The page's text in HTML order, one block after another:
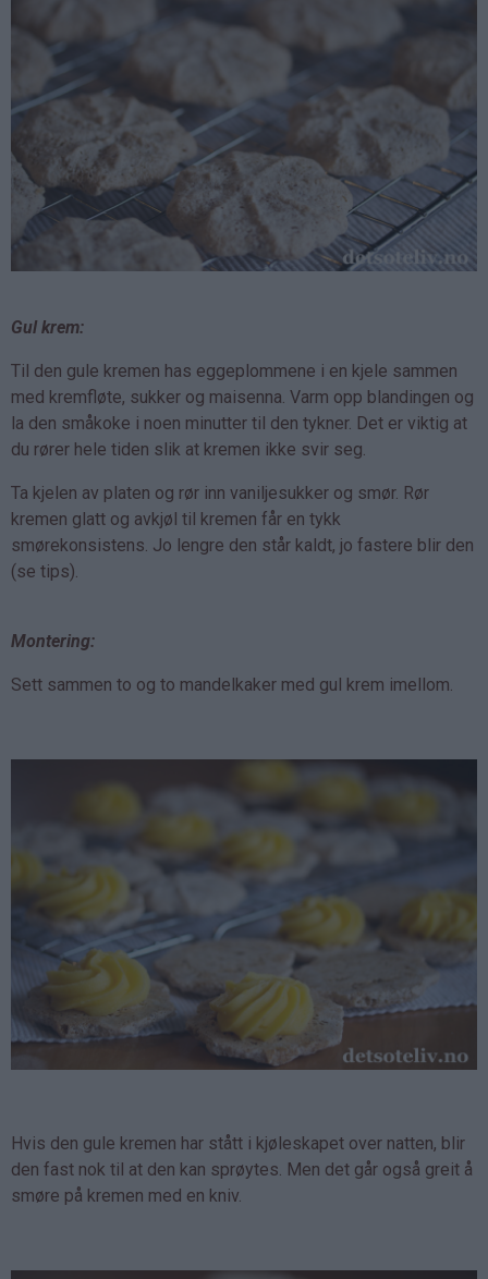
Gul krem:
Til den gule kremen has eggeplommene i en kjele sammen
med kremfløte, sukker og maisenna. Varm opp blandingen og
la den småkoke i noen minutter til den tykner. Det er viktig at
du rører hele tiden slik at kremen ikke svir seg.
Ta kjelen av platen og rør inn vaniljesukker og smør. Rør
kremen glatt og avkjøl til kremen får en tykk
smørekonsistens. Jo lengre den står kaldt, jo fastere blir den
(se tips).
Montering:
Sett sammen to og to mandelkaker med gul krem imellom.
Hvis den gule kremen har stått i kjøleskapet over natten, blir
den fast nok til at den kan sprøytes. Men det går også greit å
smøre på kremen med en kniv.